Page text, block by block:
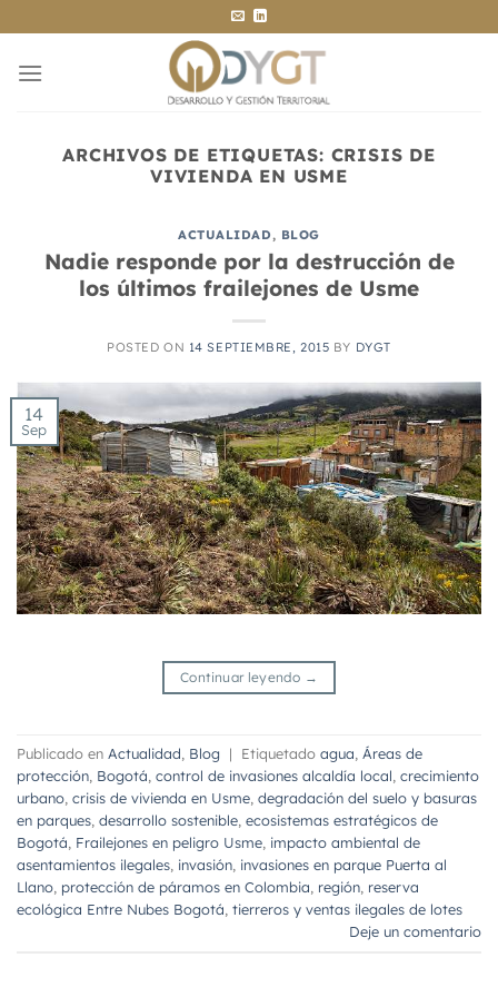
al
contenido
ARCHIVOS DE ETIQUETAS: CRISIS DE
VIVIENDA EN USME
ACTUALIDAD, BLOG
Nadie responde por la destrucción de
los últimos frailejones de Usme
POSTED ON 14 SEPTIEMBRE, 2015 BY DYGT
14
Sep
Continuar leyendo →
Publicado en Actualidad Blog | Etiquetado agua Áreas de
protección Bogotá control de invasiones alcaldía local crecimiento
urbano crisis de vivienda en Usme degradación del suelo y basuras
en parques desarrollo sostenible ecosistemas estratégicos de
Bogotá Frailejones en peligro Usme impacto ambiental de
asentamientos ilegales invasión invasiones en parque Puerta al
Llano protección de páramos en Colombia región reserva
ecológica Entre Nubes Bogotá tierreros y ventas ilegales de lotes
Deje un comentario